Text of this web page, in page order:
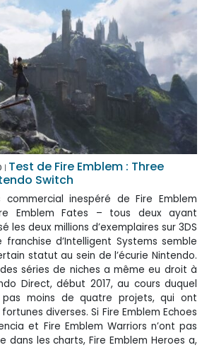
Test de Fire Emblem : Three
Switch
commercial inespéré de Fire Emblem
Emblem Fates – tous deux ayant
les deux millions d’exemplaires sur 3DS
franchise d’Intelligent Systems semble
statut au sein de l’écurie Nintendo.
séries de niches a même eu droit à
Direct, début 2017, au cours duquel
pas moins de quatre projets, qui ont
diverses. Si Fire Emblem Echoes
et Fire Emblem Warriors n’ont pas
dans les charts, Fire Emblem Heroes a,